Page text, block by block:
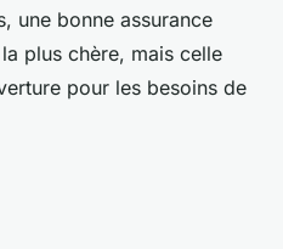
une bonne assurance
plus chère, mais celle
pour les besoins de